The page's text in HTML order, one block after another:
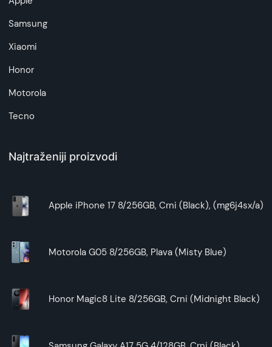
Samsung
Xiaomi
Honor
Motorola
Tecno
Najtraženiji proizvodi
Apple iPhone 17 8/256GB, Crni (Black), (mg6j4sx/a)
Motorola G05 8/256GB, Plava (Misty Blue)
Honor Magic8 Lite 8/256GB, Crni (Midnight Black)